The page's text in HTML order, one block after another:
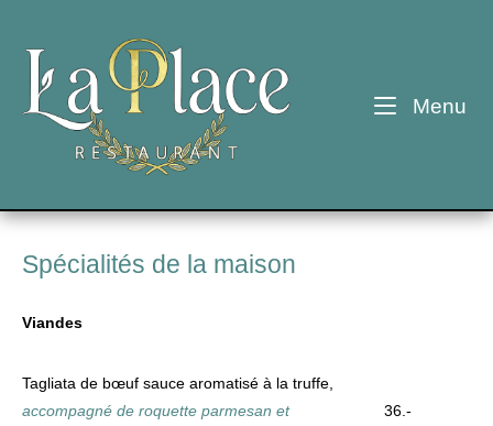
content
Menu
Spécialités de la maison
Viandes
Tagliata de bœuf sauce aromatisé à la truffe,
accompagné de roquette parmesan et
36.-